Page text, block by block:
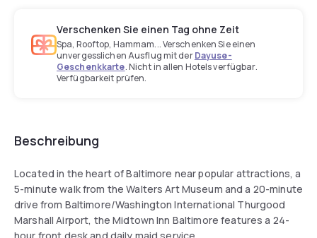
Verschenken Sie einen Tag ohne Zeit
Spa, Rooftop, Hammam... Verschenken Sie einen
unvergesslichen Ausflug mit derDayuse-
Geschenkkarte. Nicht in allen Hotels verfügbar.
Verfügbarkeit prüfen.
Beschreibung
Located in the heart of Baltimore near popular attractions, a
5-minute walk from the Walters Art Museum and a 20-minute
drive from Baltimore/Washington International Thurgood
Marshall Airport, the Midtown Inn Baltimore features a 24-
hour front desk and daily maid service.